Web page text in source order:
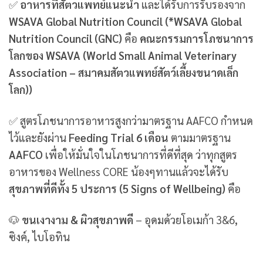
✅ อาหารที่สัตวแพทย์แนะนำ และได้รับการรับรองจาก
WSAVA Global Nutrition Council (*WSAVA Global
Nutrition Council (GNC) คือ คณะกรรมการโภชนาการ
โลกของ WSAVA (World Small Animal Veterinary
Association – สมาคมสัตวแพทย์สัตว์เลี้ยงขนาดเล็ก
โลก))
✅ สูตรโภชนาการอาหารสูงกว่ามาตรฐาน AAFCO กำหนด
ไว้และยังผ่าน Feeding Trial 6 เดือน ตามมาตรฐาน
AAFCO เพื่อให้มั่นใจในโภชนาการที่ดีที่สุด ว่าทุกสูตร
อาหารของ Wellness CORE น้องๆทานแล้วจะได้รับ
สุขภาพที่ดีทั้ง 5 ประการ (5 Signs of Wellbeing) คือ
🐶 ขนเงางาม & ผิวสุขภาพดี – อุดมด้วยโอเมก้า 3&6,
ซิงค์, ไบโอทิน